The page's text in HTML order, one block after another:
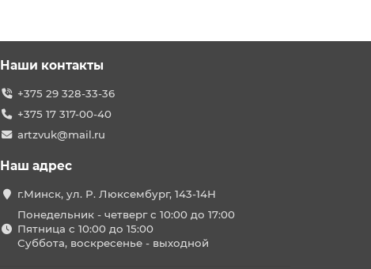
Наши контакты
+375 29 328-33-36
+375 17 317-00-40
artzvuk@mail.ru
Наш адрес
г.Минск, ул. Р. Люксембург, 143-14Н
Понедельник - четверг с 10:00 до 17:00
Пятница с 10:00 до 15:00
Суббота, воскресенье - выходной